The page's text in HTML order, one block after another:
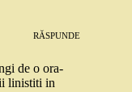
RĂSPUNDE
de o ora-
linistiti in